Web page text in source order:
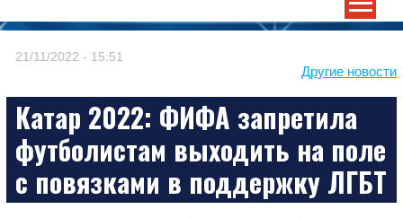
Другие новости
21/11/2022 - 15:51
Катар 2022: ФИФА запретила
футболистам выходить на поле
с повязками в поддержку ЛГБТ